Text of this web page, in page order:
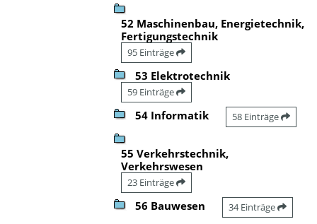
52 Maschinenbau, Energietechnik,
Fertigungstechnik
95 Einträge
53 Elektrotechnik
59 Einträge
54 Informatik 58 Einträge
55 Verkehrstechnik,
Verkehrswesen
23 Einträge
56 Bauwesen 34 Einträge